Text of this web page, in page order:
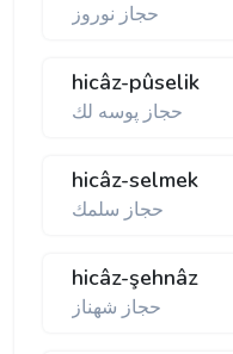
حجاز نوروز
hicâz-pûselik
حجاز پوسه لك
hicâz-selmek
حجاز سلمك
hicâz-şehnâz
حجاز شهناز